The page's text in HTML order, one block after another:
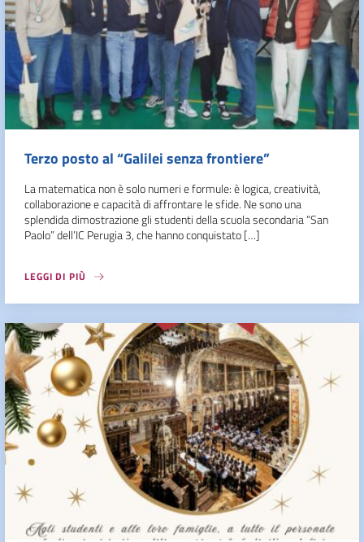
Terzo posto al “Galilei senza frontiere”
La matematica non è solo numeri e formule: è logica, creatività,
collaborazione e capacità di affrontare le sfide. Ne sono una
splendida dimostrazione gli studenti della scuola secondaria “San
Paolo” dell’IC Perugia 3, che hanno conquistato […]
LEGGI DI PIÙ